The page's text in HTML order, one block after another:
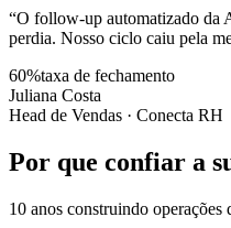
“O follow-up automatizado da
perdia. Nosso ciclo caiu pela
60%taxa de fechamento
Juliana Costa
Head de Vendas · Conecta RH
Por que confiar a
10 anos construindo operações